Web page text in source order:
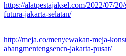
https://alatpestajaksel.com/2022/07/
futura-jakarta-selatan/
http://meja.co/menyewakan-meja-
abangmentengsenen-jakarta-pusat/